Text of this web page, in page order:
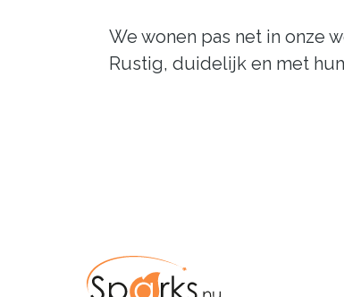
We wonen pas net in onze
Rustig, duidelijk en met